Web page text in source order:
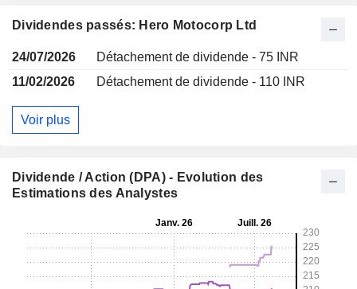
Dividendes passés: Hero Motocorp Ltd
24/07/2026
Détachement de dividende - 75 INR
11/02/2026
Détachement de dividende - 110 INR
Voir plus
Dividende / Action (DPA) - Evolution des
Estimations des Analystes